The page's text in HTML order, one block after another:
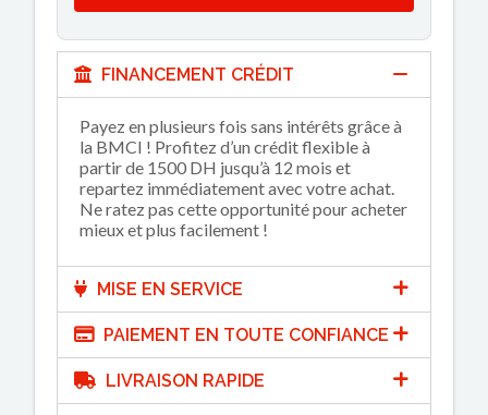
FINANCEMENT CRÉDIT
Payez en plusieurs fois sans intérêts grâce à
la BMCI ! Profitez d’un crédit flexible à
partir de 1500 DH jusqu’à 12 mois et
repartez immédiatement avec votre achat.
Ne ratez pas cette opportunité pour acheter
mieux et plus facilement !
MISE EN SERVICE
PAIEMENT EN TOUTE CONFIANCE
LIVRAISON RAPIDE